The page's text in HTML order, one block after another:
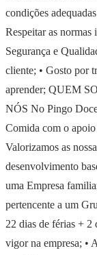
condições
Respeitar as normas
Segurança e
cliente; • Gosto por
aprender; QUEM
NÓS No Pingo
Comida com o
Valorizamos as
desenvolvimento
uma Empresa
pertencente a um
22 dias de férias + 2
vigor na empresa; •